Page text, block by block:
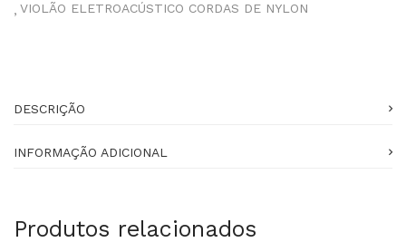
VIOLÃO ELETROACÚSTICO CORDAS DE NYLON
DESCRIÇÃO
INFORMAÇÃO ADICIONAL
Produtos relacionados